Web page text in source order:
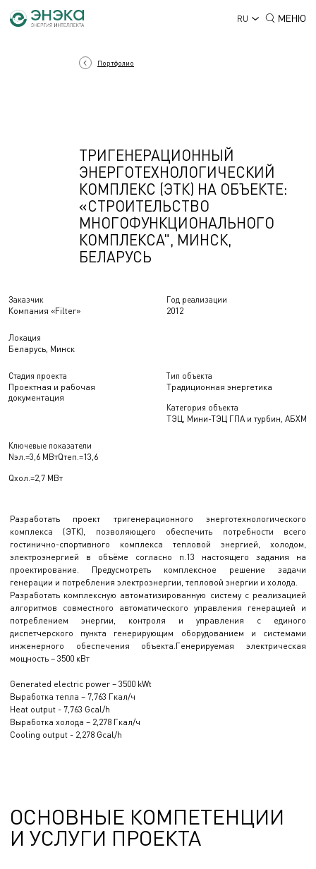
RU МЕНЮ
Заказчик
Компания «Filter»
Год реализации
2012
Локация
Беларусь, Минск
Стадия проекта
Проектная и рабочая
документация
Тип объекта
Традиционная энергетика
Категория объекта
ТЭЦ, Мини-ТЭЦ ГПА и турбин, АБХМ
Ключевые показатели
Nэл.=3,6 МВтQтеп.=13,6
Qхол.=2,7 МВт
Портфолио
ТРИГЕНЕРАЦИОННЫЙ
ЭНЕРГОТЕХНОЛОГИЧЕСКИЙ
КОМПЛЕКС (ЭТК) НА ОБЪЕКТЕ:
«СТРОИТЕЛЬСТВО
МНОГОФУНКЦИОНАЛЬНОГО
КОМПЛЕКСА", МИНСК,
БЕЛАРУСЬ
Разработать проект тригенерационного энерготехнологического
комплекса (ЭТК), позволяющего обеспечить потребности всего
гостинично-спортивного комплекса тепловой энергией, холодом,
электроэнергией в объёме согласно п.13 настоящего задания на
проектирование. Предусмотреть комплексное решение задачи
генерации и потребления электроэнергии, тепловой энергии и холода.
Разработать комплексную автоматизированную систему с реализацией
алгоритмов совместного автоматического управления генерацией и
потреблением энергии, контроля и управления с единого
диспетчерского пункта генерирующим оборудованием и системами
инженерного обеспечения объекта.Генерируемая электрическая
мощность – 3500 кВт
Generated electric power – 3500 kWt
Выработка тепла – 7,763 Гкал/ч
Heat output - 7,763 Gcal/h
Выработка холода – 2,278 Гкал/ч
Cooling output - 2,278 Gcal/h
ОСНОВНЫЕ КОМПЕТЕНЦИИ
И УСЛУГИ ПРОЕКТА